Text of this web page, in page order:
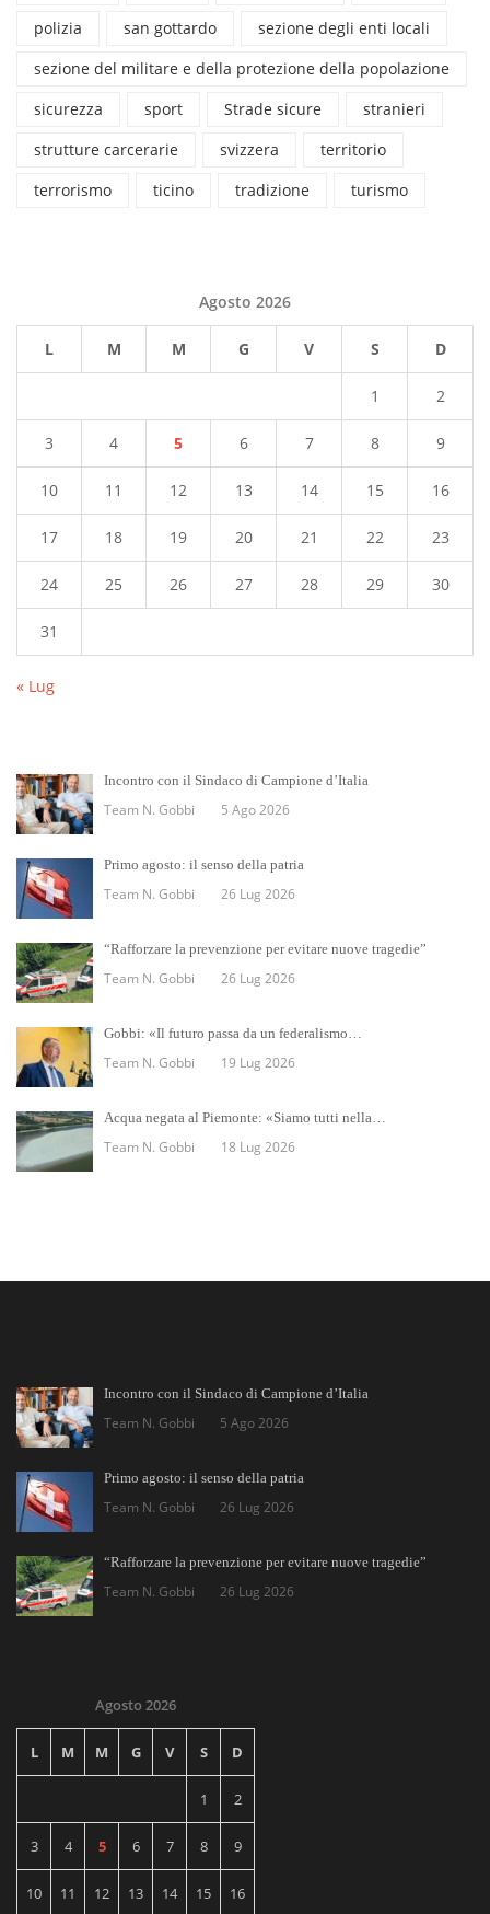
polizia
san gottardo
sezione degli enti locali
sezione del militare e della protezione della popolazione
sicurezza
sport Strade sicure
stranieri
strutture carcerarie
svizzera
territorio
terrorismo
ticino tradizione turismo
Agosto 2026
L M M G V S D
1 2
3 4 5 6 7 8 9
10 11 12 13 14 15 16
17 18 19 20 21 22 23
24 25 26 27 28 29 30
31
« Lug
Incontro con il Sindaco di Campione d’Italia
Team N. Gobbi 5 Ago 2026
Primo agosto: il senso della patria
Team N. Gobbi 26 Lug 2026
“Rafforzare la prevenzione per evitare nuove tragedie”
Team N. Gobbi 26 Lug 2026
Gobbi: «Il futuro passa da un federalismo…
Team N. Gobbi 19 Lug 2026
Acqua negata al Piemonte: «Siamo tutti nella…
Team N. Gobbi 18 Lug 2026
Incontro con il Sindaco di Campione d’Italia
Team N. Gobbi 5 Ago 2026
Primo agosto: il senso della patria
Team N. Gobbi 26 Lug 2026
“Rafforzare la prevenzione per evitare nuove tragedie”
Team N. Gobbi 26 Lug 2026
Agosto 2026
L M M G V S D
1 2
3 4 5 6 7 8 9
10 11 12 13 14 15 16